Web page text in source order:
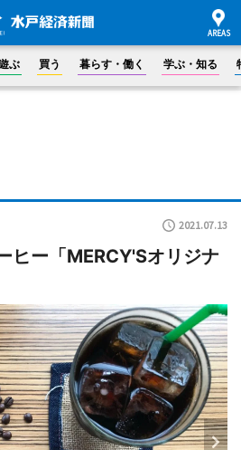
ぶ 買う 暮らす・働く 学ぶ・知る
2021.07.13
ヒー「MERCY'Sオリジナ